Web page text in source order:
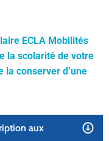
ECLA Mobilités
la scolarité de votre
la conserver d’une
aux